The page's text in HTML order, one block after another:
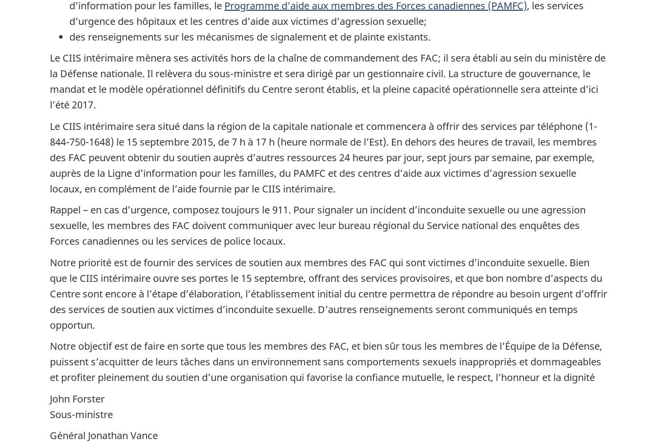
d’information pour les familles, le Programme d’aide aux membres des Forces canadiennes (PAMFC), les services
d’urgence des hôpitaux et les centres d’aide aux victimes d’agression sexuelle;
des renseignements sur les mécanismes de signalement et de plainte existants.
Le CIIS intérimaire mènera ses activités hors de la chaîne de commandement des FAC; il sera établi au sein du ministère de
la Défense nationale. Il relèvera du sous-ministre et sera dirigé par un gestionnaire civil. La structure de gouvernance, le
mandat et le modèle opérationnel définitifs du Centre seront établis, et la pleine capacité opérationnelle sera atteinte d’ici
l’été 2017.
Le CIIS intérimaire sera situé dans la région de la capitale nationale et commencera à offrir des services par téléphone (1-
844-750-1648) le 15 septembre 2015, de 7 h à 17 h (heure normale de l’Est). En dehors des heures de travail, les membres
des FAC peuvent obtenir du soutien auprès d’autres ressources 24 heures par jour, sept jours par semaine, par exemple,
auprès de la Ligne d’information pour les familles, du PAMFC et des centres d’aide aux victimes d’agression sexuelle
locaux, en complément de l’aide fournie par le CIIS intérimaire.
Rappel – en cas d’urgence, composez toujours le 911. Pour signaler un incident d’inconduite sexuelle ou une agression
sexuelle, les membres des FAC doivent communiquer avec leur bureau régional du Service national des enquêtes des
Forces canadiennes ou les services de police locaux.
Notre priorité est de fournir des services de soutien aux membres des FAC qui sont victimes d’inconduite sexuelle. Bien
que le CIIS intérimaire ouvre ses portes le 15 septembre, offrant des services provisoires, et que bon nombre d’aspects du
Centre sont encore à l’étape d’élaboration, l’établissement initial du centre permettra de répondre au besoin urgent d’offrir
des services de soutien aux victimes d’inconduite sexuelle. D’autres renseignements seront communiqués en temps
opportun.
Notre objectif est de faire en sorte que tous les membres des FAC, et bien sûr tous les membres de l’Équipe de la Défense,
puissent s’acquitter de leurs tâches dans un environnement sans comportements sexuels inappropriés et dommageables
et profiter pleinement du soutien d’une organisation qui favorise la confiance mutuelle, le respect, l’honneur et la dignité
John Forster
Sous-ministre
Général Jonathan Vance